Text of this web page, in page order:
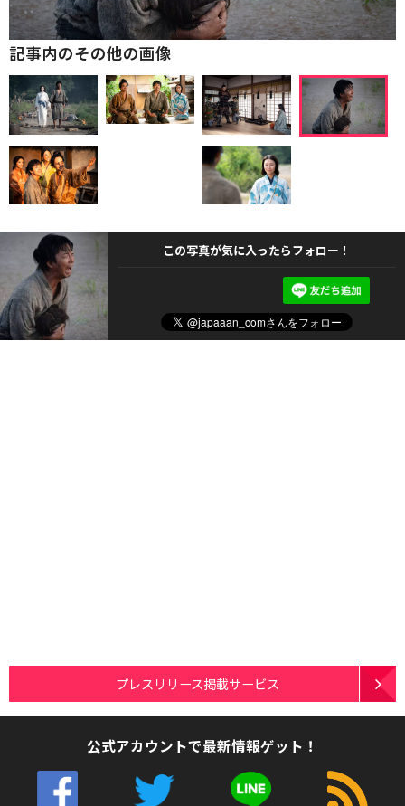
記事内のその他の画像
この写真が気に入ったらフォロー！
プレスリリース掲載サービス
公式アカウントで最新情報ゲット！